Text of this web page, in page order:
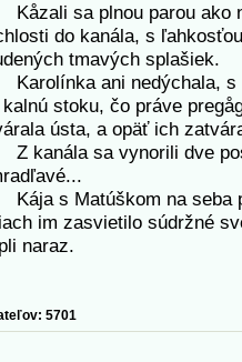
sa plnou parou ako
do kanála, s
tmavých splašiek.
ani nedýchala, s
kalnú stoku, čo práve
ústa, a opäť ich
kanála sa vynorili dve
s Matúškom na seba
im zasvietilo súdržné
naraz.
5701